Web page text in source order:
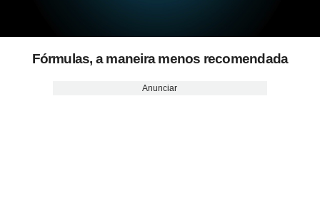
Fórmulas, a maneira menos recomendada
Anunciar